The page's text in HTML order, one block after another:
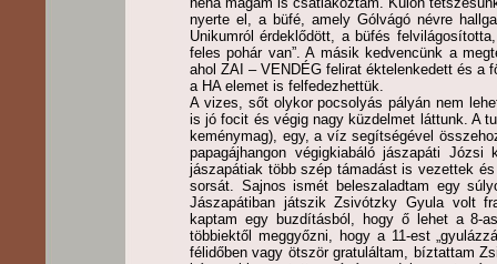
nyerte el, a büfé, amely Gólvágó névre
Unikumról érdeklődött, a büfés
feles pohár van”. A másik kedvencünk a
ahol ZAI – VENDÉG felirat éktelenkedett és a
a HA elemet is felfedezhettük.
A vizes, sőt olykor pocsolyás pályán nem
is jó focit és végig nagy küzdelmet láttunk. A
keménymag), egy, a víz segítségével
papagájhangon végigkiabáló jászapáti
jászapátiak több szép támadást is vezettek
sorsát. Sajnos ismét beleszaladtam egy
Jászapátiban játszik Zsivótzky Gyula volt
kaptam egy buzdításból, hogy ő lehet a 8-
többiektől meggyőzni, hogy a 11-est
félidőben vagy ötször gratuláltam, bíztattam